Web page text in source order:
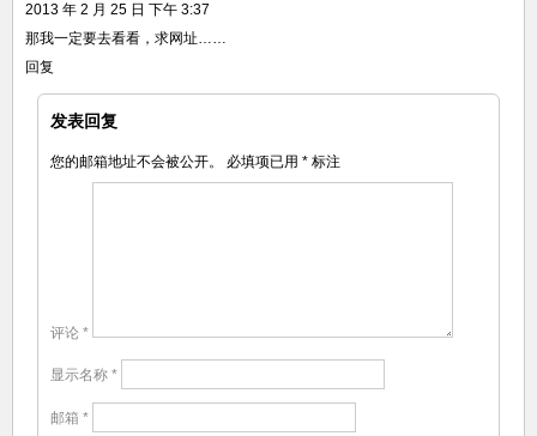
2013 年 2 月 25 日 下午 3:37
那我一定要去看看，求网址……
回复
发表回复
您的邮箱地址不会被公开。 必填项已用 * 标注
评论 *
显示名称 *
邮箱 *